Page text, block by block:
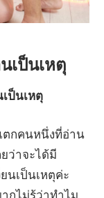
เป็นเหตุ
ป็นเหตุ
ตกคนหนึ่งที่อ่าน
ว่าจะได้มี
นเป็นเหตุค่ะ
กไม่รู้ว่าทำไม